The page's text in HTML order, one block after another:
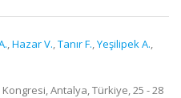
,Hazar V.,Tanır F.,Yeşilipek A.,
Antalya, Türkiye, 25 - 28